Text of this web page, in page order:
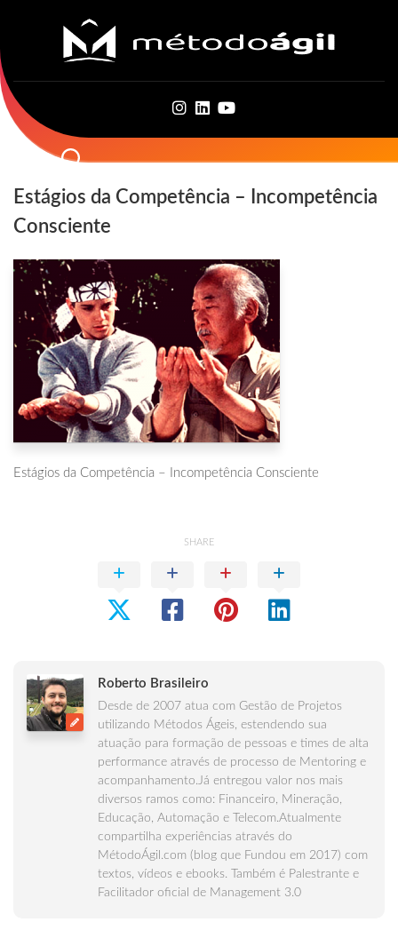
content
Estágios da Competência – Incompetência
Consciente
Estágios da Competência – Incompetência Consciente
SHARE
Roberto Brasileiro
Desde de 2007 atua com Gestão de Projetos
utilizando Métodos Ágeis, estendendo sua
atuação para formação de pessoas e times de alta
performance através de processo de Mentoring e
acompanhamento.Já entregou valor nos mais
diversos ramos como: Financeiro, Mineração,
Educação, Automação e Telecom.Atualmente
compartilha experiências através do
MétodoÁgil.com (blog que Fundou em 2017) com
textos, vídeos e ebooks. Também é Palestrante e
Facilitador oficial de Management 3.0